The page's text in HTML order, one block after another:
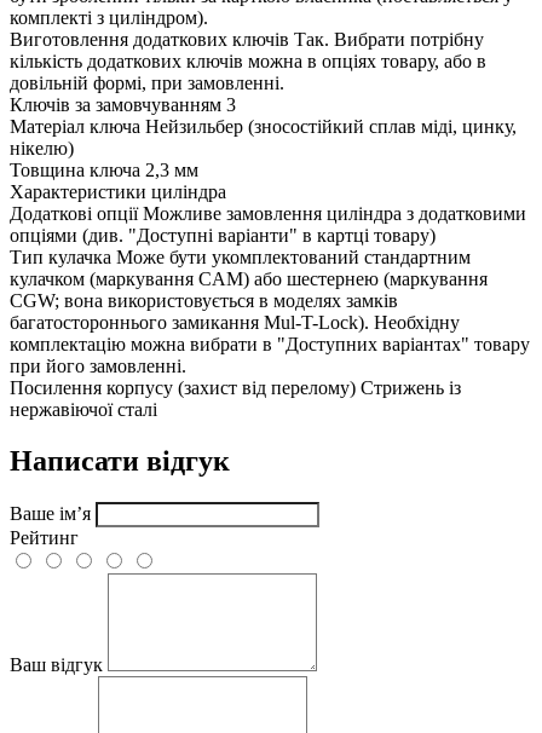
комплекті з циліндром).
Виготовлення додаткових ключів Так. Вибрати потрібну
кількість додаткових ключів можна в опціях товару, або в
довільній формі, при замовленні.
Ключів за замовчуванням 3
Матеріал ключа Нейзильбер (зносостійкий сплав міді, цинку,
нікелю)
Товщина ключа 2,3 мм
Характеристики циліндра
Додаткові опціїМожливе замовлення циліндра з додатковими
опціями (див. "Доступні варіанти" в картці товару)
Тип кулачка Може бути укомплектований стандартним
кулачком (маркування CAM) або шестернею (маркування
CGW; вона використовується в моделях замків
багатостороннього замикання Mul-T-Lock). Необхідну
комплектацію можна вибрати в "Доступних варіантах" товару
при його замовленні.
Посилення корпусу (захист від перелому) Стрижень із
нержавіючої сталі
Написати відгук
Ваше ім’я
Рейтинг
Ваш відгук